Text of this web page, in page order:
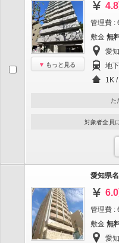
もっと見る
管理費 :
敷金 無
愛
地
1K
た
対象者全員
愛知県
管理費 :
敷金 無
愛